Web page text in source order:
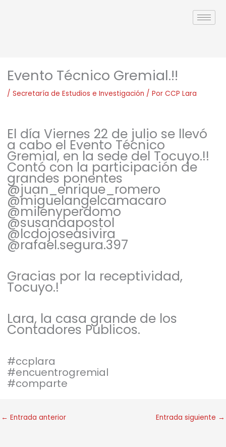
Evento Técnico Gremial.!!
/ Secretaría de Estudios e Investigación / Por CCP Lara
El día Viernes 22 de julio se llevó
a cabo el Evento Técnico
Gremial, en la sede del Tocuyo.!!
Contó con la participación de
grandes ponentes
@juan_enrique_romero
@miguelangelcamacaro
@milenyperdomo
@susanaapostol
@lcdojoseasivira
@rafael.segura.397
Gracias por la receptividad,
Tocuyo.!
Lara, la casa grande de los
Contadores Públicos.
#ccplara
#encuentrogremial
#comparte
← Entrada anterior Entrada siguiente →